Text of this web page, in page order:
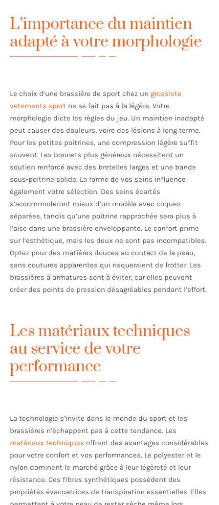
L’importance du maintien
adapté à votre morphologie
Le choix d’une brassière de sport chez un grossiste
vetements sport ne se fait pas à la légère. Votre
morphologie dicte les règles du jeu. Un maintien inadapté
peut causer des douleurs, voire des lésions à long terme.
Pour les petites poitrines, une compression légère suffit
souvent. Les bonnets plus généreux nécessitent un
soutien renforcé avec des bretelles larges et une bande
sous-poitrine solide. La forme de vos seins influence
également votre sélection. Des seins écartés
s’accommoderont mieux d’un modèle avec coques
séparées, tandis qu’une poitrine rapprochée sera plus à
l’aise dans une brassière enveloppante. Le confort prime
sur l’esthétique, mais les deux ne sont pas incompatibles.
Optez pour des matières douces au contact de la peau,
sans coutures apparentes qui risqueraient de frotter. Les
brassières à armatures sont à éviter, car elles peuvent
créer des points de pression désagréables pendant l’effort.
Les matériaux techniques
au service de votre
performance
La technologie s’invite dans le monde du sport et les
brassières n’échappent pas à cette tendance. Les
matériaux techniques offrent des avantages considérables
pour votre confort et vos performances. Le polyester et le
nylon dominent le marché grâce à leur légèreté et leur
résistance. Ces fibres synthétiques possèdent des
propriétés évacuatrices de transpiration essentielles. Elles